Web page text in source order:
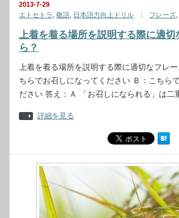
2013-7-29
エトセトラ
敬語 日本語力向上ドリル フレーズ
上着を着る場所を説明する際に適
ら？
上着を着る場所を説明する際に適切なフレ
ちらでお召しになってください Ｂ：こちら
ださい 答え：Ａ 「お召しになられる」は
詳細を見る